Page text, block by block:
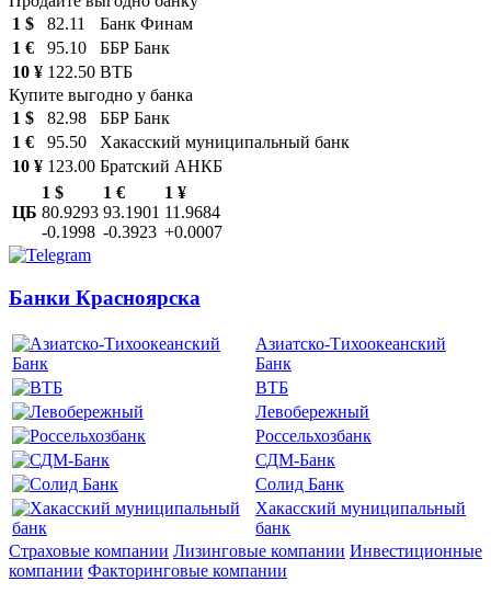
1 $
82.11
Банк Финам
1 €
95.10
ББР Банк
10 ¥ 122.50 ВТБ
Купите выгодно у банка
1 $
82.98
ББР Банк
1 €
95.50
Хакасский муниципальный банк
10 ¥ 123.00 Братский АНКБ
ЦБ
1 $
80.9293
-0.1998
1 €
93.1901
-0.3923
1 ¥
11.9684
+0.0007
Банки Красноярска
Азиатско-Тихоокеанский
Банк
ВТБ
Левобережный
Россельхозбанк
СДМ-Банк
Солид Банк
Хакасский муниципальный
банк
Страховые компании Лизинговые компании Инвестиционные
компании Факторинговые компании